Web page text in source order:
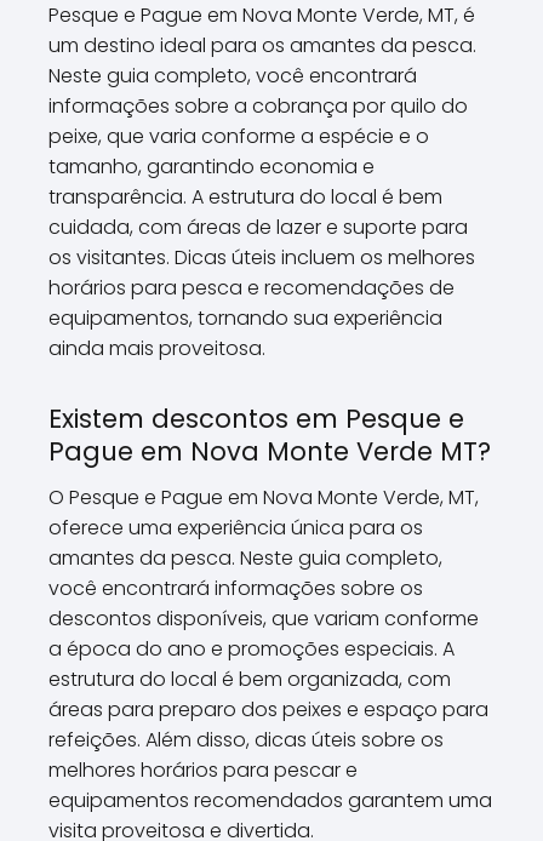
Pesque e Pague em Nova Monte Verde, MT, é
um destino ideal para os amantes da pesca.
Neste guia completo, você encontrará
informações sobre a cobrança por quilo do
peixe, que varia conforme a espécie e o
tamanho, garantindo economia e
transparência. A estrutura do local é bem
cuidada, com áreas de lazer e suporte para
os visitantes. Dicas úteis incluem os melhores
horários para pesca e recomendações de
equipamentos, tornando sua experiência
ainda mais proveitosa.
Existem descontos em Pesque e
Pague em Nova Monte Verde MT?
O Pesque e Pague em Nova Monte Verde, MT,
oferece uma experiência única para os
amantes da pesca. Neste guia completo,
você encontrará informações sobre os
descontos disponíveis, que variam conforme
a época do ano e promoções especiais. A
estrutura do local é bem organizada, com
áreas para preparo dos peixes e espaço para
refeições. Além disso, dicas úteis sobre os
melhores horários para pescar e
equipamentos recomendados garantem uma
visita proveitosa e divertida.